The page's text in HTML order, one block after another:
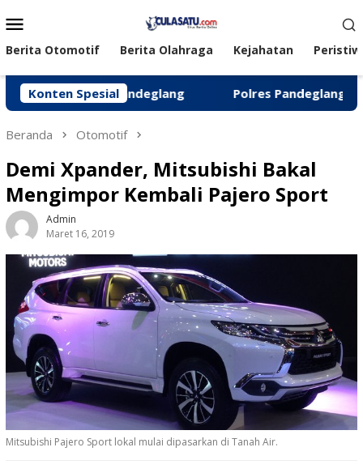
ke
kontenMobile
Berita Otomotif Berita Olahraga Kejahatan
Konten Spesial
di Pandeglang ‎Polres Pandeglang
Beranda Otomotif
Demi Xpander, Mitsubishi Bakal
Mengimpor Kembali Pajero Sport
Admin
Maret 16, 2019
Mitsubishi Pajero Sport lokal mulai dipasarkan di Tanah Air.